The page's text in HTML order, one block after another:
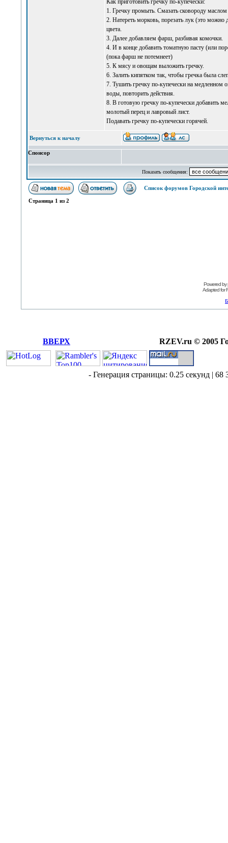
Как приготовить гречку по-купечески:
1. Гречку промыть. Смазать сковороду
2. Натереть морковь, порезать лук (это
цвета.
3. Далее добавляем фарш, разбивая комочки.
4. И в конце добавить томатную пасту (или
(пока фарш не потемнеет)
5. К мясу и овощам выложить гречку.
6. Залить кипятком так, чтобы гречка была
7. Тушить гречку по-купечески на медленном
воды, повторить действия.
8. В готовую гречку по-купечески добавить
молотый перец и лавровый лист.
Подавать гречку по-купечески горячей.
Вернуться к началу
Спонсор
Показать сообщения:
Список форумов Городской
Страница 1 из2
Powered by
Adapted for
ВВЕРХ RZEV.ru © 2005
- Генерация страницы: 0.25 секунд |